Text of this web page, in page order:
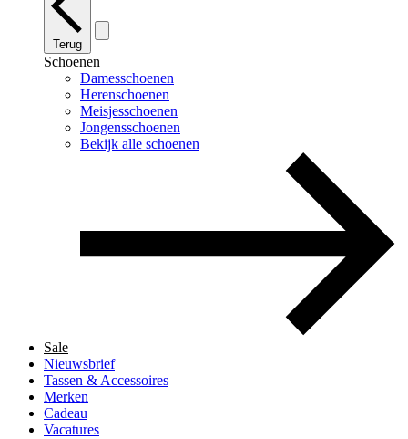
Terug
Schoenen
Damesschoenen
Herenschoenen
Meisjesschoenen
Jongensschoenen
Bekijk alle schoenen
Sale
Nieuwsbrief
Tassen & Accessoires
Merken
Cadeau
Vacatures